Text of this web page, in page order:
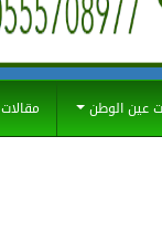
عين الوطن مقالات